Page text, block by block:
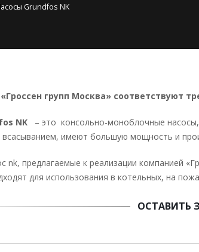
Grundfos NK
групп Москва» соответствуют
NK – это консольно-моноблочные
имеют большую мощность и
nk, предлагаемые к реализации компанией
для использования в котельных, на
ОСТАВИТЬ